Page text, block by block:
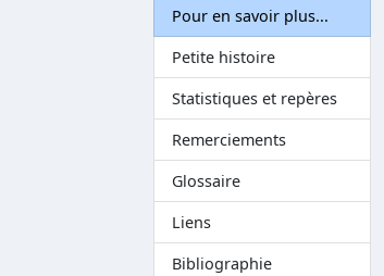
Pour en savoir plus...
Petite histoire
Statistiques et repères
Remerciements
Glossaire
Liens
Bibliographie